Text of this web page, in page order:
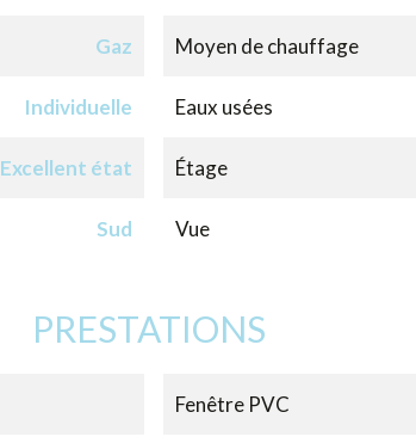
Gaz Moyen de chauffage
Individuelle Eaux usées
Excellent état Étage
Sud Vue
PRESTATIONS
Fenêtre PVC